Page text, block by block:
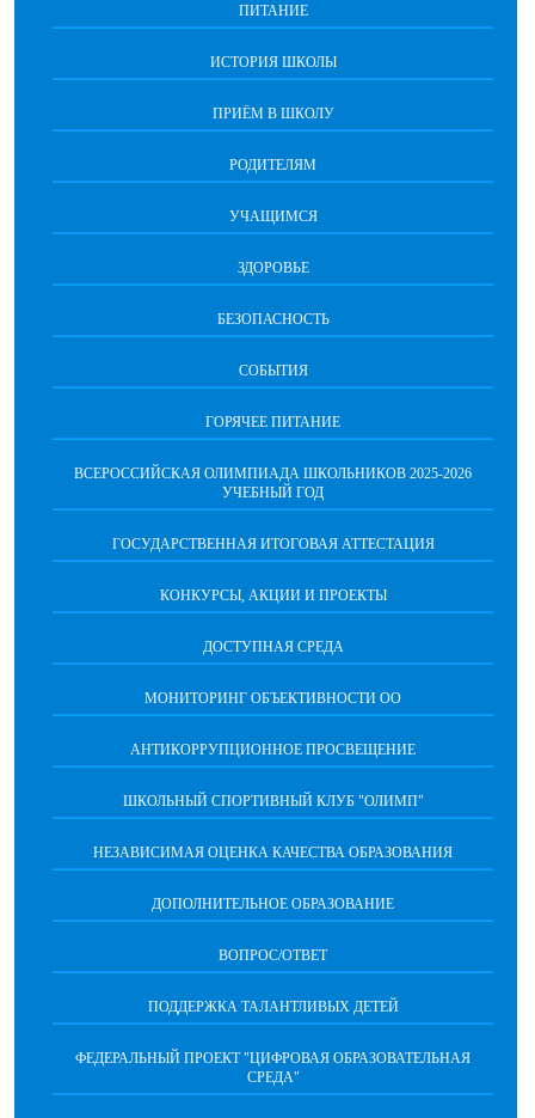
ПИТАНИЕ
ИСТОРИЯ ШКОЛЫ
ПРИЁМ В ШКОЛУ
РОДИТЕЛЯМ
УЧАЩИМСЯ
ЗДОРОВЬЕ
БЕЗОПАСНОСТЬ
СОБЫТИЯ
ГОРЯЧЕЕ ПИТАНИЕ
ВСЕРОССИЙСКАЯ ОЛИМПИАДА ШКОЛЬНИКОВ 2025-2026
УЧЕБНЫЙ ГОД
ГОСУДАРСТВЕННАЯ ИТОГОВАЯ АТТЕСТАЦИЯ
КОНКУРСЫ, АКЦИИ И ПРОЕКТЫ
ДОСТУПНАЯ СРЕДА
МОНИТОРИНГ ОБЪЕКТИВНОСТИ ОО
АНТИКОРРУПЦИОННОЕ ПРОСВЕЩЕНИЕ
ШКОЛЬНЫЙ СПОРТИВНЫЙ КЛУБ "ОЛИМП"
НЕЗАВИСИМАЯ ОЦЕНКА КАЧЕСТВА ОБРАЗОВАНИЯ
ДОПОЛНИТЕЛЬНОЕ ОБРАЗОВАНИЕ
ВОПРОС/ОТВЕТ
ПОДДЕРЖКА ТАЛАНТЛИВЫХ ДЕТЕЙ
ФЕДЕРАЛЬНЫЙ ПРОЕКТ "ЦИФРОВАЯ ОБРАЗОВАТЕЛЬНАЯ
СРЕДА"